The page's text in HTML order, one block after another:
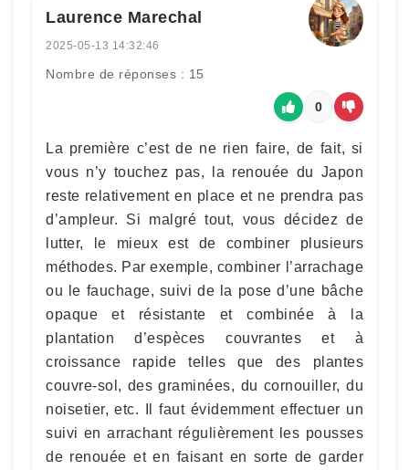
Laurence Marechal
2025-05-13 14:32:46
Nombre de réponses : 15
0
La première c’est de ne rien faire, de fait, si
vous n’y touchez pas, la renouée du Japon
reste relativement en place et ne prendra pas
d’ampleur. Si malgré tout, vous décidez de
lutter, le mieux est de combiner plusieurs
méthodes. Par exemple, combiner l’arrachage
ou le fauchage, suivi de la pose d’une bâche
opaque et résistante et combinée à la
plantation d’espèces couvrantes et à
croissance rapide telles que des plantes
couvre-sol, des graminées, du cornouiller, du
noisetier, etc. Il faut évidemment effectuer un
suivi en arrachant régulièrement les pousses
de renouée et en faisant en sorte de garder